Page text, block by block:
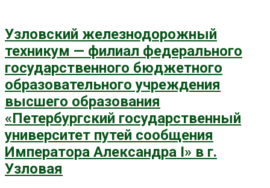
Узловский железнодорожный
техникум — филиал федерального
государственного бюджетного
образовательного учреждения
высшего образования
«Петербургский государственный
университет путей сообщения
Императора Александра I» в г.
Узловая